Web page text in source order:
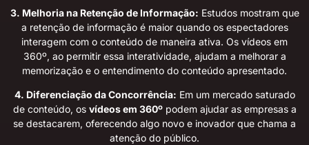
3. Melhoria na Retenção de Informação: Estudos mostram que
a retenção de informação é maior quando os espectadores
interagem com o conteúdo de maneira ativa. Os vídeos em
360º, ao permitir essa interatividade, ajudam a melhorar a
memorização e o entendimento do conteúdo apresentado.
4. Diferenciação da Concorrência: Em um mercado saturado
de conteúdo, os vídeos em 360ºpodem ajudar as empresas a
se destacarem, oferecendo algo novo e inovador que chama a
atenção do público.